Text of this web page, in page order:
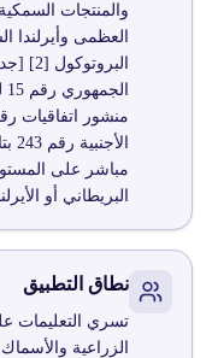
والمنتجات
العظمى وأيرلندا
مباشر على
البريطاني أو
نطاق التطبيق
تسري التعليمات
الزراعية